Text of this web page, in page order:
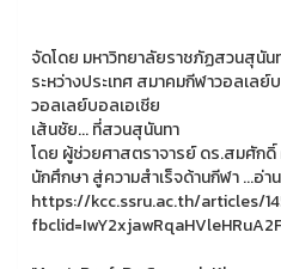
จัดโดย มหาวิทยาลัยราชภัฏสวนสุนั
ระหว่างประเทศ สมาคมกีฬาวอลเล
วอลเลย์บอลเอเชีย
เส้นชัย... ที่สวนสุนันทา
โดย ผู้ช่วยศาสตราจารย์ ดร.สมศัก
นักศึกษา สู่ความสำเร็จด้านกีฬา ...อ่า
https://kcc.ssru.ac.th/articles/